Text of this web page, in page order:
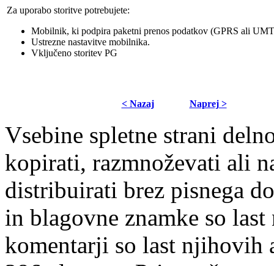
Za uporabo storitve potrebujete:
Mobilnik, ki podpira paketni prenos podatkov (GPRS ali
Ustrezne nastavitve mobilnika.
Vključeno storitev PG
< Nazaj Naprej >
Vsebine spletne strani
kopirati, razmnoževati ali
distribuirati brez pisnega
in blagovne znamke so
komentarji so last njihovih